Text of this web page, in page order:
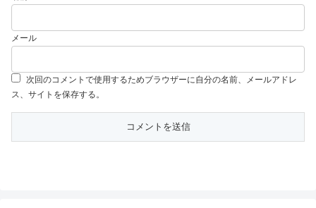
メール
次回のコメントで使用するためブラウザーに自分の名前、メールアドレ
ス、サイトを保存する。